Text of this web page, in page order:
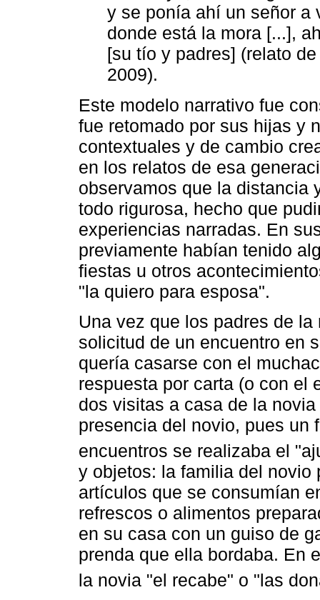
y se ponía ahí un señor a
donde está la mora [...],
[su tío y padres] (relato
2009).
Este modelo narrativo fue
fue retomado por sus hijas y
contextuales y de cambio
en los relatos de esa
observamos que la distancia
todo rigurosa, hecho que
experiencias narradas. En
previamente habían tenido
fiestas u otros
"la quiero para esposa".
Una vez que los padres de
solicitud de un encuentro en
quería casarse con el
respuesta por carta (o con el
dos visitas a casa de la
presencia del novio, pues un
encuentros se realizaba el
y objetos: la familia del
artículos que se consumían
refrescos o alimentos
en su casa con un guiso de
prenda que ella bordaba. En
la novia "el recabe" o "las